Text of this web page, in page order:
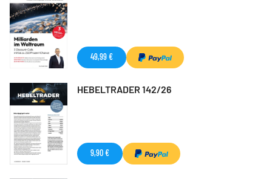
49,99 €
HEBELTRADER 142/26
9,90 €